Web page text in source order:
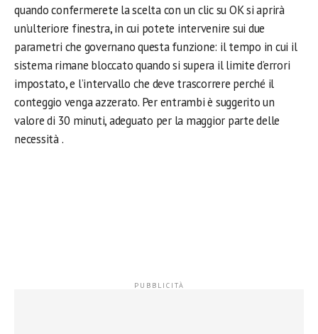
quando confermerete la scelta con un clic su OK si aprirà
un’ulteriore finestra, in cui potete intervenire sui due
parametri che governano questa funzione: il tempo in cui il
sistema rimane bloccato quando si supera il limite d’errori
impostato, e l’intervallo che deve trascorrere perché il
conteggio venga azzerato. Per entrambi è suggerito un
valore di 30 minuti, adeguato per la maggior parte delle
necessità .